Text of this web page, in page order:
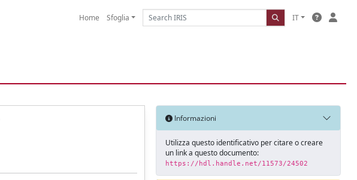
Home Sfoglia IT
Informazioni
Utilizza questo identificativo per citare o creare
un link a questo documento:
https://hdl.handle.net/11573/24502